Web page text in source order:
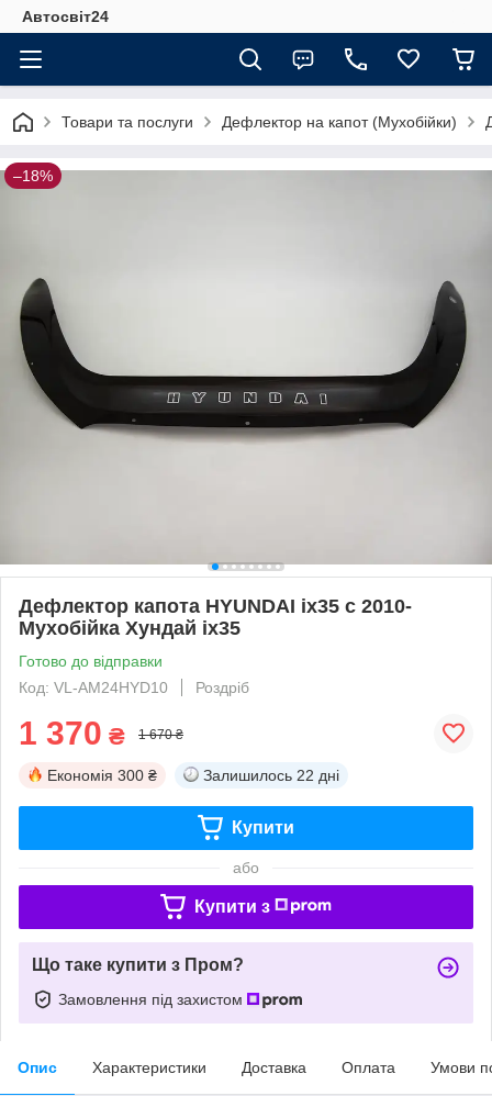
Автосвіт24
Товари та послуги Дефлектор на капот (Мухобійки)
–18%
Дефлектор капота HYUNDAI ix35 с 2010-
Мухобійка Хундай іх35
Готово до відправки
Код: VL-AM24HYD10
Роздріб
1 370 ₴ 1 670 ₴
Економія 300 ₴ Залишилось 22 дні
Купити
або
Купити з
Що таке купити з Пром?
Замовлення під захистом
Опис Характеристики Доставка Оплата Умови